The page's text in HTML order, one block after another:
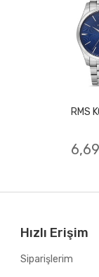
RMS
Hızlı Erişim
Siparişlerim